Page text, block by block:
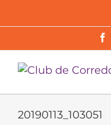
al
20190113_103051